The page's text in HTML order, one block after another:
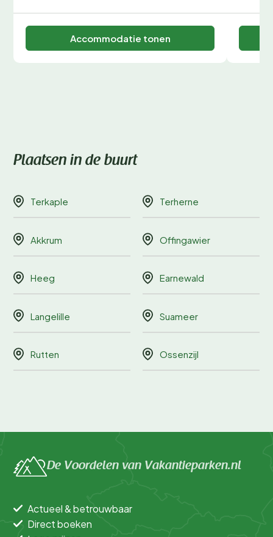
Accommodatie tonen
Plaatsen in de buurt
Terkaple Terherne
Akkrum Offingawier
Heeg Earnewald
Langelille Suameer
Rutten Ossenzijl
De Voordelen van Vakantieparken.nl
Actueel & betrouwbaar
Direct boeken